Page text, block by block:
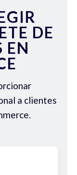
DE
EN
a clientes